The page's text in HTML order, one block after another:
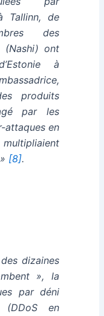
Tallinn, de
des
(Nashi) ont
à
produits
par les
attaques en
multipliaient
[8].
dizaines
», la
par déni
(DDoS en